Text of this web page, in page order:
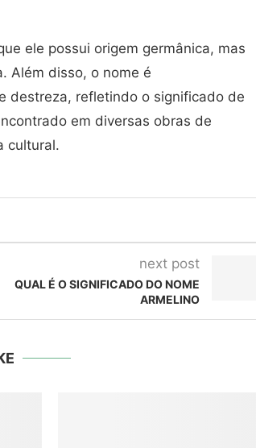
ele possui origem germânica, mas
Além disso, o nome é
destreza, refletindo o significado de
em diversas obras de
cultural.
next post
QUAL É O SIGNIFICADO DO NOME
ARMELINO